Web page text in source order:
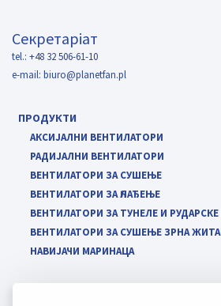
Секретаріат
tel.: +48 32 506-61-10
e-mail: biuro@planetfan.pl
ПРОДУКТИ
АКСИЈАЛНИ ВЕНТИЛАТОРИ
РАДИЈАЛНИ ВЕНТИЛАТОРИ
ВЕНТИЛАТОРИ ЗА СУШЕЊЕ
ВЕНТИЛАТОРИ ЗА ҺЛАЂЕЊЕ
ВЕНТИЛАТОРИ ЗА ТУНЕЛЕ И
ВЕНТИЛАТОРИ ЗА СУШЕЊЕ ЗРНА
НАВИЈАЧИ МАРИНАЦА